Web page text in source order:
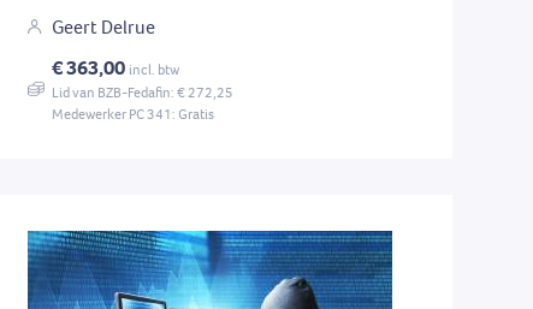
Geert Delrue
€ 363,00 incl. btw
Lid van BZB-Fedafin: € 272,25
Medewerker PC 341: Gratis